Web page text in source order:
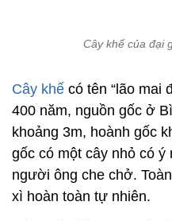
Cây khế của đại
Cây khế có tên “lão mai
400 năm, nguồn gốc ở
khoảng 3m, hoành gốc
gốc có một cây nhỏ có
người ông che chở.
xì hoàn toàn tự nhiên.